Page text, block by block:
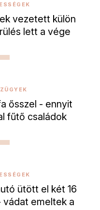
vezetett külön
lett a vége
ősszel - ennyit
fűtő családok
ütött el két 16
vádat emeltek a